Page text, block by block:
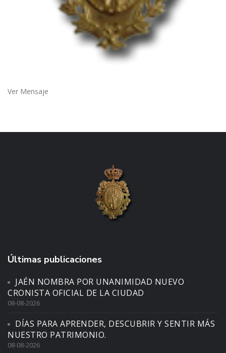
Ver Mensaje
Últimas publicaciones
JAÉN NOMBRA POR UNANIMIDAD NUEVO
CRONISTA OFICIAL DE LA CIUDAD
08-08-2026
DÍAS PARA APRENDER, DESCUBRIR Y SENTIR MÁS
NUESTRO PATRIMONIO.
08-08-2026